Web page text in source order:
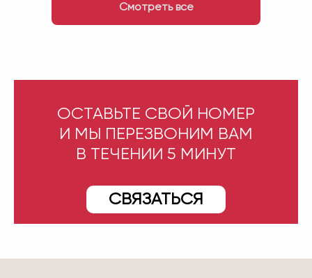
Смотреть все
ОСТАВЬТЕ СВОЙ НОМЕР
И МЫ ПЕРЕЗВОНИМ ВАМ
В ТЕЧЕНИИ 5 МИНУТ
СВЯЗАТЬСЯ